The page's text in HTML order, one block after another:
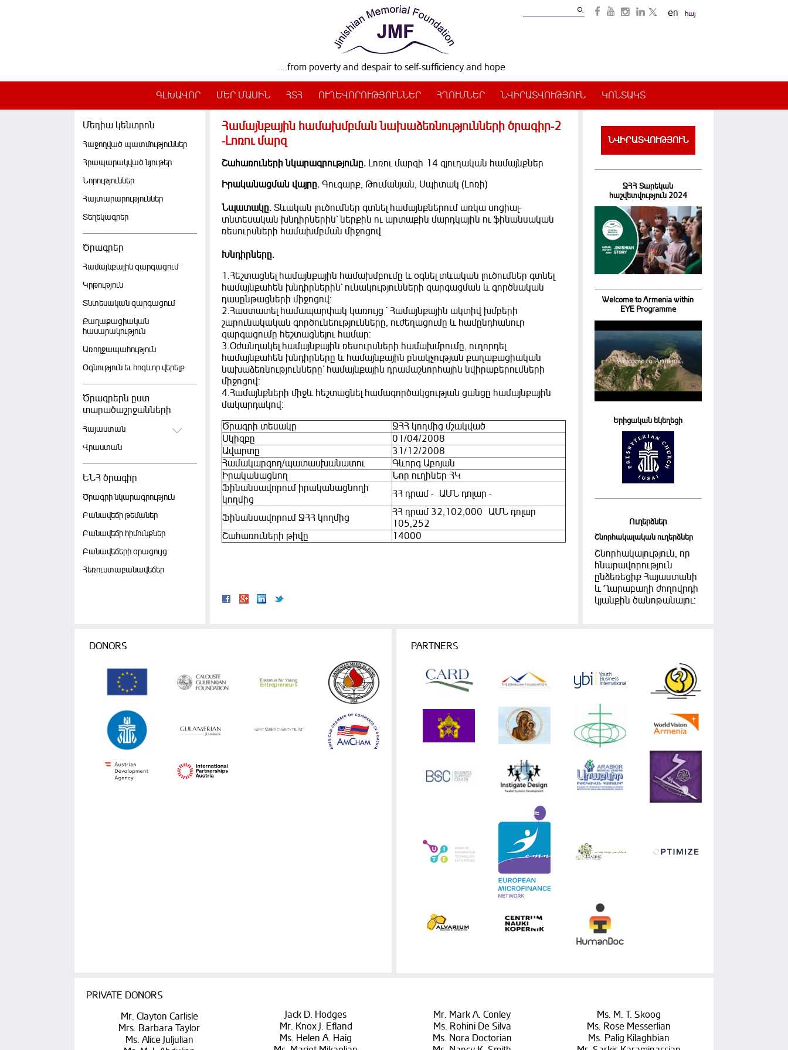
en հայ
...from poverty and despair to self-sufficiency and hope
ԳԼԽԱՎՈՐ ՄԵՐ ՄԱՍԻՆ ՀՏՀ ՈՒՂԵՎՈՐՈՒԹՅՈՒՆՆԵՐ ՀՂՈՒՄՆԵՐ ՆՎԻՐԱՏՎՈՒԹՅՈՒՆ ԿՈՆՏԱԿՏ
Մեդիա կենտրոն
Հաջողված պատմություններ
Հրապարակված նյութեր
Նորություններ
Հայտարարություններ
Տեղեկագրեր
Ծրագրեր
Համայնքային զարգացում
Կրթություն
Տնտեսական զարգացում
Քաղաքացիական
հասարակություն
Առողջապահություն
Օգնություն եւ հոգևոր վերելք
Ծրագրերն ըստ
տարածաշրջանների
Հայաստան
Վրաստան
ԵՆՀ ծրագիր
Ծրագրի նկարագրություն
Բանավեճի թեմաներ
Բանավեճի հիմունքներ
Բանավեճերի օրացույց
Հեռուստաբանավեճեր
Համայնքային համախմբման նախաձեռնությունների ծրագիր-2
-Լոռու մարզ
Շահառուների նկարագրությունը. Լոռու մարզի 14 գյուղական համայնքներ
Իրականացման վայրը. Գուգարք, Թումանյան, Սպիտակ (Լոռի)
Նպատակը. Տևական լուծումներ գտնել համայնքներում առկա սոցիալ-
տնտեսական խնդիրներին` ներքին ու արտաքին մարդկային ու ֆինանսական
ռեսուրսների համախմբման միջոցով
Խնդիրները.
1.Հեշտացնել համայնքային համախմբումը և օգնել տևական լուծումներ գտնել
համայնքահեն խնդիրներին` ունակությունների զարգացման և գործնական
դասընթացների միջոցով:
2.Հաստատել համապարփակ կառույց ` Համայնքային ակտիվ խմբերի
շարունակական գործունեությունները, ուժեղացումը և համընդհանուր
զարգացումը հեշտացնելու համար:
3.Օժանղակել համայնքային ռեսուրսների համախմբումը, ուղորդել
համայնքահեն խնդիրները և համայնքային բնակչության քաղաքացիական
նախաձեռնությունները` համայնքային դրամաշնորհային նվիրաբերումների
միջոցով:
4.Համայնքների միջև հեշտացնել համագործակցության ցանցը համայնքային
մակարդակով:
Ծրագրի տեսակը
ՋՀՀ կողմից մշակված
Սկիզբը
01/04/2008
Ավարտը
31/12/2008
Համակարգող/պատասխանատու
Գևորգ Աբոյան
Իրականացնող
Նոր ուղիներ ՀԿ
Ֆինանսավորում իրականացնողի
կողմից
ՀՀ դրամ - ԱՄՆ դոլար -
Ֆինանսավորում ՋՀՀ կողմից
ՀՀ դրամ 32,102,000 ԱՄՆ դոլար
105,252
Շահառուների թիվը
14000
ՆՎԻՐԱՏՎՈՒԹՅՈՒՆ
ՋՀՀ Տարեկան
հաշվետվություն 2024
Welcome to Armenia within
EYE Programme
Երիցական եկեղեցի
Ուղերձներ
Շնորհակալական ուղերձներ
Շնորհակալություն, որ
հնարավորություն
ընձեռեցիք Հայաստանի
և Ղարաբաղի ժողովրդի
կյանքին ծանոթանալու:
DONORS PARTNERS
PRIVATE DONORS
Mr. Clayton Carlisle
Mrs. Barbara Taylor
Ms. Alice Juljulian
Jack D. Hodges
Mr. Knox J. Efland
Ms. Helen A. Haig
Mr. Mark A. Conley
Ms. Rohini De Silva
Ms. Nora Doctorian
Ms. M. T. Skoog
Ms. Rose Messerlian
Ms. Palig Kilaghbian